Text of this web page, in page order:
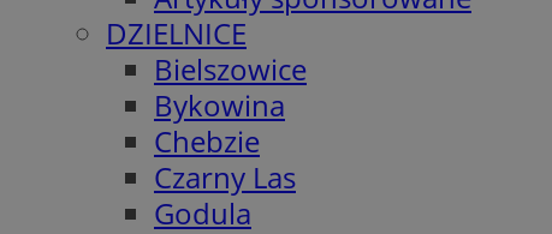
DZIELNICE
Bielszowice
Bykowina
Chebzie
Czarny Las
Godula